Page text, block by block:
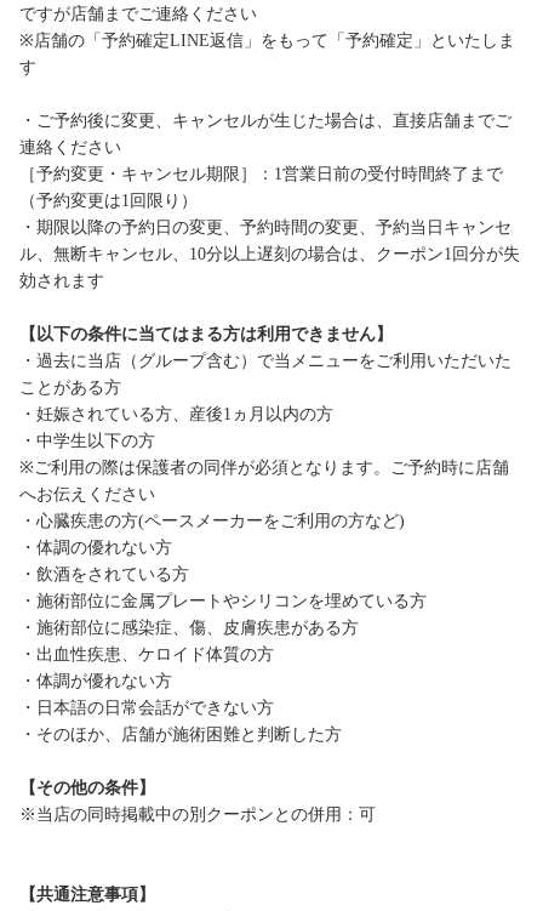
ですが店舗までご連絡ください
※店舗の「予約確定LINE返信」をもって「予約確定」といたしま
す
・ご予約後に変更、キャンセルが生じた場合は、直接店舗までご
連絡ください
［予約変更・キャンセル期限］：1営業日前の受付時間終了まで
（予約変更は1回限り）
・期限以降の予約日の変更、予約時間の変更、予約当日キャンセ
ル、無断キャンセル、10分以上遅刻の場合は、クーポン1回分が失
効されます
【以下の条件に当てはまる方は利用できません】
・過去に当店（グループ含む）で当メニューをご利用いただいた
ことがある方
・妊娠されている方、産後1ヵ月以内の方
・中学生以下の方
※ご利用の際は保護者の同伴が必須となります。ご予約時に店舗
へお伝えください
・心臓疾患の方(ペースメーカーをご利用の方など)
・体調の優れない方
・飲酒をされている方
・施術部位に金属プレートやシリコンを埋めている方
・施術部位に感染症、傷、皮膚疾患がある方
・出血性疾患、ケロイド体質の方
・体調が優れない方
・日本語の日常会話ができない方
・そのほか、店舗が施術困難と判断した方
【その他の条件】
※当店の同時掲載中の別クーポンとの併用：可
【共通注意事項】